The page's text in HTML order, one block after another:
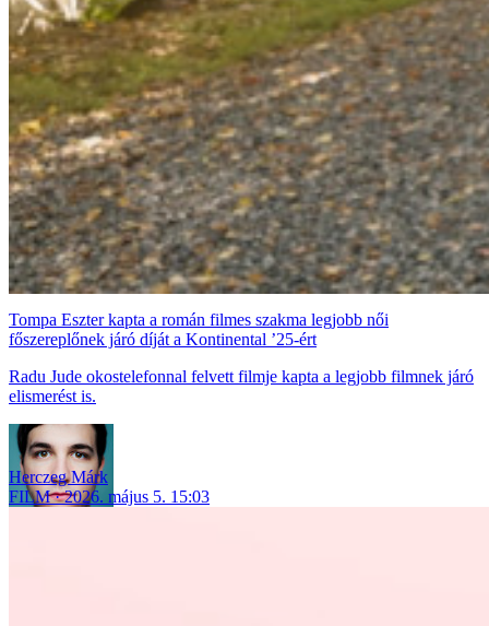
Tompa Eszter kapta a román filmes szakma legjobb női
főszereplőnek járó díját a Kontinental ’25-ért
Radu Jude okostelefonnal felvett filmje kapta a legjobb filmnek járó
elismerést is.
Herczeg Márk
FILM
2026. május 5. 15:03